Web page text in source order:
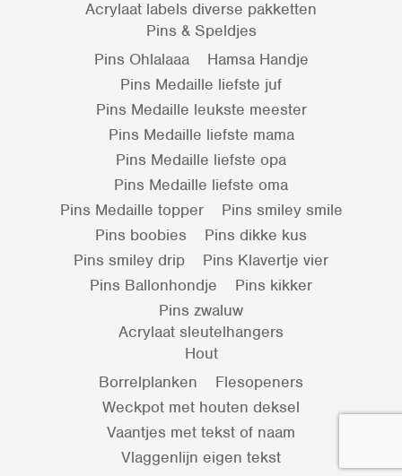
Acrylaat labels diverse pakketten
Pins & Speldjes
Pins Ohlalaaa
Hamsa Handje
Pins Medaille liefste juf
Pins Medaille leukste meester
Pins Medaille liefste mama
Pins Medaille liefste opa
Pins Medaille liefste oma
Pins Medaille topper
Pins smiley smile
Pins boobies
Pins dikke kus
Pins smiley drip
Pins Klavertje vier
Pins Ballonhondje
Pins kikker
Pins zwaluw
Acrylaat sleutelhangers
Hout
Borrelplanken
Flesopeners
Weckpot met houten deksel
Vaantjes met tekst of naam
Vlaggenlijn eigen tekst